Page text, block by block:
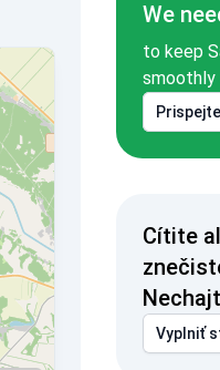
We
to keep
smoothly
Prispejte
Cítite
Vyplniť